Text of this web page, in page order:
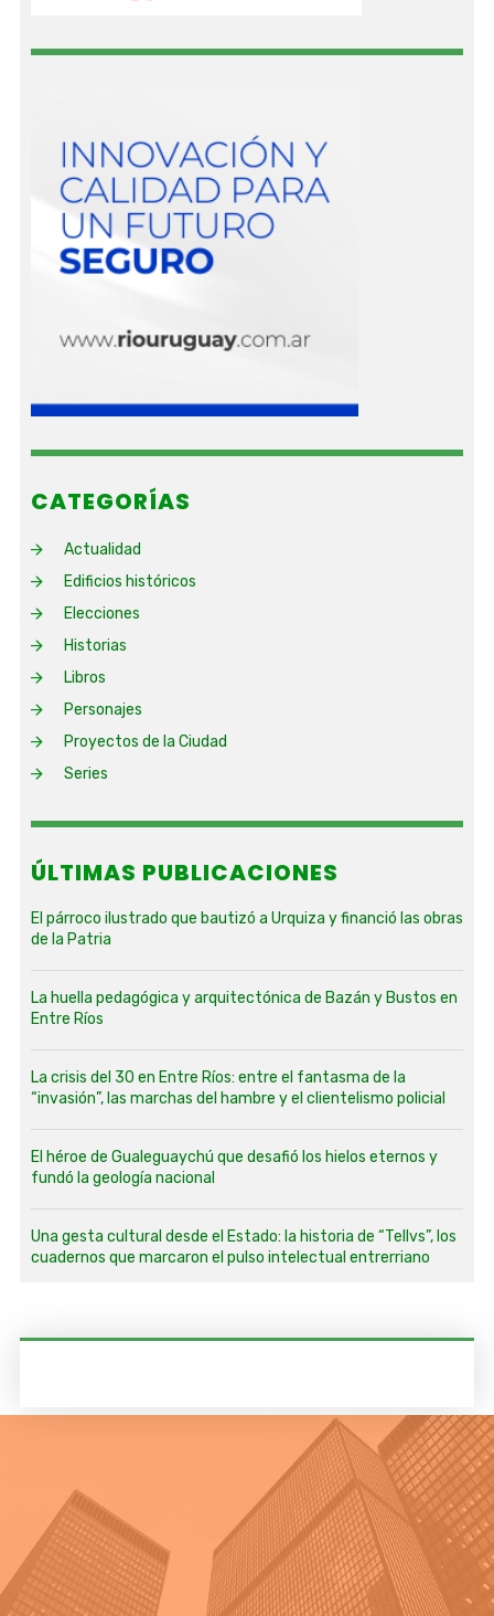
CATEGORÍAS
Actualidad
Edificios históricos
Elecciones
Historias
Libros
Personajes
Proyectos de la Ciudad
Series
ÚLTIMAS PUBLICACIONES
El párroco ilustrado que bautizó a Urquiza y financió las obras
de la Patria
La huella pedagógica y arquitectónica de Bazán y Bustos en
Entre Ríos
La crisis del 30 en Entre Ríos: entre el fantasma de la
“invasión”, las marchas del hambre y el clientelismo policial
El héroe de Gualeguaychú que desafió los hielos eternos y
fundó la geología nacional
Una gesta cultural desde el Estado: la historia de “Tellvs”, los
cuadernos que marcaron el pulso intelectual entrerriano